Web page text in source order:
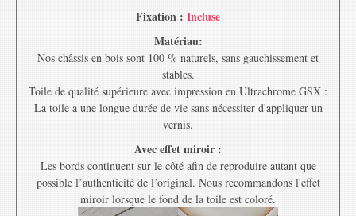
Fixation : Incluse
Matériau:
Nos châssis en bois sont 100 % naturels, sans gauchissement et
stables.
Toile de qualité supérieure avec impression en Ultrachrome GSX :
La toile a une longue durée de vie sans nécessiter d'appliquer un
vernis.
Avec effet miroir :
Les bords continuent sur le côté afin de reproduire autant que
possible l’authenticité de l’original. Nous recommandons l'effet
miroir lorsque le fond de la toile est coloré.